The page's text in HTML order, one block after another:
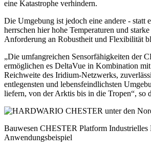
eine Katastrophe verhindern.
Die Umgebung ist jedoch eine andere - statt
herrschen hier hohe Temperaturen und
Anforderung an Robustheit und Flexibilität
„Die umfangreichen Sensorfähigkeiten der
ermöglichen es DeltaVue in Kombination
Reichweite des Iridium-Netzwerks,
entlegensten und lebensfeindlichsten
liefern, von der Arktis bis in die Tropen“, so
Bauwesen CHESTER Platform Industrielles
Anwendungsbeispiel